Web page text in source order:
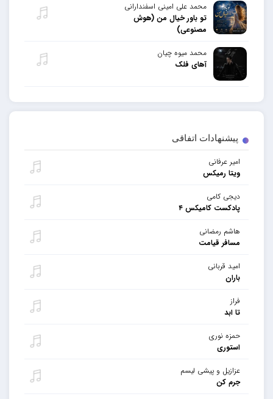
پیشنهادات اتفاقی
امیر عرفانی
ویتا رمیکس
دیجی کامی
پادکست کامیکس ۴
هاشم رمضانی
مسافر قیامت
امید قربانی
باران
فراز
تا ابد
حمزه نوری
استوری
عزازیل و پیشی لیسم
جرم کن
محمد علی امینی اسفندارانی
تو باور خیال من (هوش
مصنوعی)
محمد میوه چیان
آهای فلک